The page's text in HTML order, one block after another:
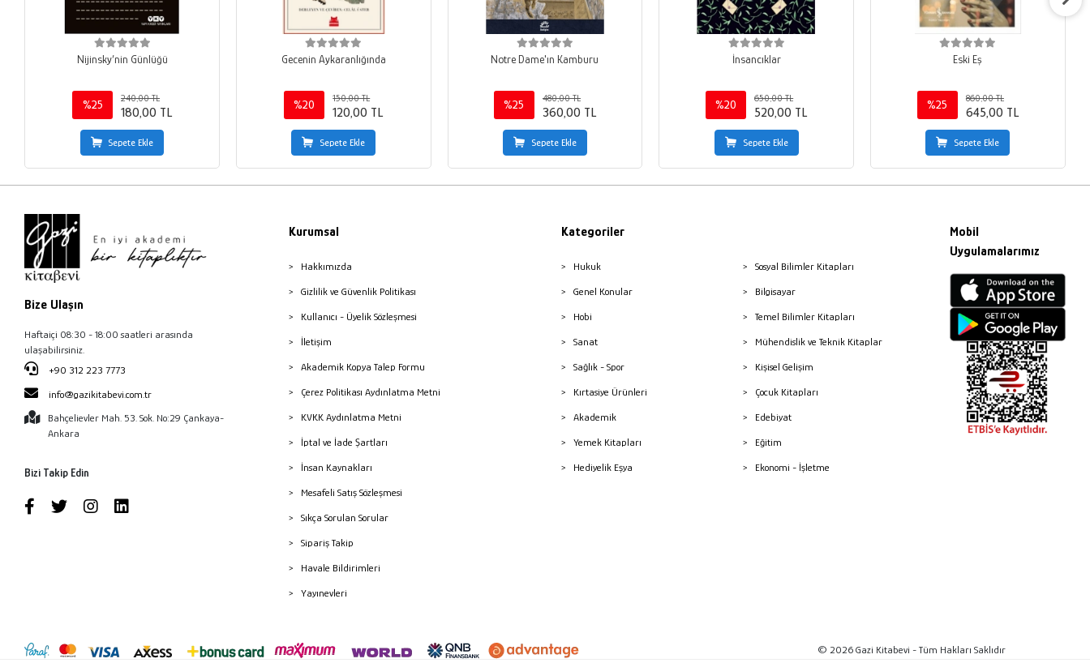
Nijinsky’nin Günlüğü
%25
240,00 TL
180,00 TL
Sepete Ekle
Gecenin Aykaranlığında
%20
150,00 TL
120,00 TL
Sepete Ekle
Notre Dame'ın Kamburu
%25
480,00 TL
360,00 TL
Sepete Ekle
İnsancıklar
%20
650,00 TL
520,00 TL
Sepete Ekle
Eski Eş
%25
860,00 TL
645,00 TL
Sepete Ekle
Bize Ulaşın
Haftaiçi 08:30 - 18:00 saatleri arasında
ulaşabilirsiniz.
+90 312 223 7773
info@gazikitabevi.com.tr
Bahçelievler Mah. 53. Sok. No:29 Çankaya-
Ankara
Bizi Takip Edin
Kurumsal
Hakkımızda
Gizlilik ve Güvenlik Politikası
Kullanıcı - Üyelik Sözleşmesi
İletişim
Akademik Kopya Talep Formu
Çerez Politikası Aydınlatma Metni
KVKK Aydınlatma Metni
İptal ve İade Şartları
İnsan Kaynakları
Mesafeli Satış Sözleşmesi
Sıkça Sorulan Sorular
Sipariş Takip
Havale Bildirimleri
Yayınevleri
Kategoriler
Hukuk
Genel Konular
Hobi
Sanat
Sağlık - Spor
Kırtasiye Ürünleri
Akademik
Yemek Kitapları
Hediyelik Eşya
Sosyal Bilimler Kitapları
Bilgisayar
Temel Bilimler Kitapları
Mühendislik ve Teknik Kitaplar
Kişisel Gelişim
Çocuk Kitapları
Edebiyat
Eğitim
Ekonomi - İşletme
Mobil
Uygulamalarımız
© 2026 Gazi Kitabevi - Tüm Hakları Saklıdır